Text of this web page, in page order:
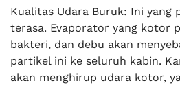
Kualitas Udara Buruk: Ini yang
terasa. Evaporator yang kotor
bakteri, dan debu akan
partikel ini ke seluruh kabin.
akan menghirup udara kotor,